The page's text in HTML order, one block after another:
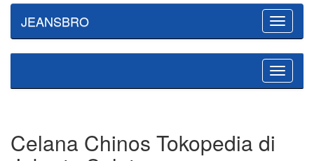
Toggle
JEANSBRO
Toggle
Celana Chinos Tokopedia di